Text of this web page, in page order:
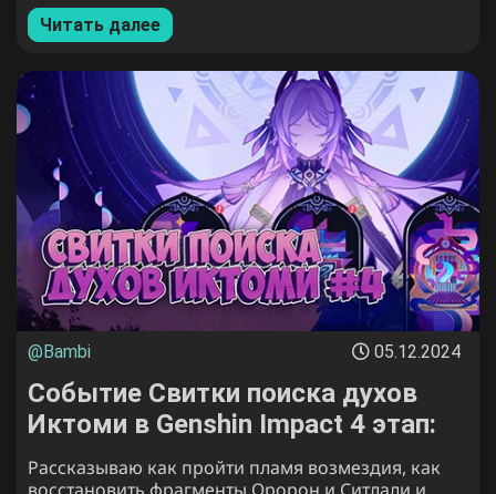
Читать далее
@Bambi 05.12.2024
Событие Свитки поиска духов
Иктоми в Genshin Impact 4 этап:
как пройти Сумеречный фрагмент
Оророн и Ситлали
Рассказываю как пройти пламя возмездия, как